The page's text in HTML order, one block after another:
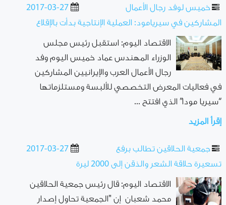
2017-03-27
خميس لوفد رجال الأعمال
المشاركين في سيريامود: العملية الإنتاجية بدأت بالإقلاع
الاقتصاد اليوم: استقبل رئيس مجلس
الوزراء المهندس عماد خميس اليوم وفد
رجال الأعمال العرب والإيرانيين المشاركين
في فعاليات المعرض التخصصي للألبسة ومستلزماتها
“سيريا مودا” الذي افتتح ...
إقرأ المزيد
2017-03-27
جمعية الحلاقين تطالب برفع
تسعيرة حلاقة الشعر والذقن إلى 2000 ليرة
الاقتصاد اليوم: قال رئيس جمعية الحلاقين
محمد شعبان إن "الجمعية تحاول إصدار